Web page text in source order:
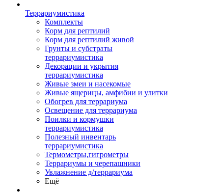
Террариумистика
Комплекты
Корм для рептилий
Корм для рептилий живой
Грунты и субстраты
террариумистика
Декорации и укрытия
террариумистика
Живые змеи и насекомые
Живые ящерицы, амфибии и улитки
Обогрев для террариума
Освещение для террариума
Поилки и кормушки
террариумистика
Полезный инвентарь
террариумистика
Термометры,гигрометры
Террариумы и черепашники
Увлажнение д/террариума
Ещё